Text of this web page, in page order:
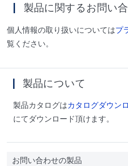
製品に関するお問い
個人情報の取り扱いについてはプ
覧ください。
製品について
製品カタログはカタログダウン
にてダウンロード頂けます。
お問い合わせの製品